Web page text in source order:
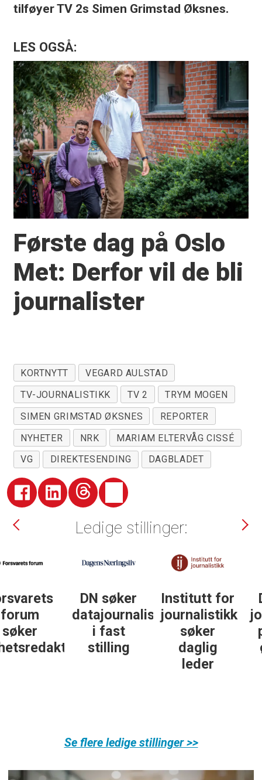
tilføyer TV 2s Simen Grimstad Øksnes.
LES OGSÅ:
Første dag på Oslo
Met: Derfor vil de bli
journalister
KORTNYTT
VEGARD AULSTAD
TV-JOURNALISTIKK
TV 2
TRYM MOGEN
SIMEN GRIMSTAD ØKSNES
REPORTER
NYHETER
NRK
MARIAM ELTERVÅG CISSÉ
VG
DIREKTESENDING DAGBLADET
Ledige stillinger:
DN søker
datajournalist
i fast
stilling
Institutt for
journalistikk
søker
daglig
DN søker
journalist
personlig
økonomi
Se flere ledige stillinger >>